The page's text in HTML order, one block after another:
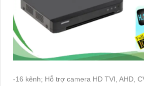
-16 kênh; Hỗ trợ camera HD TVI, AHD,